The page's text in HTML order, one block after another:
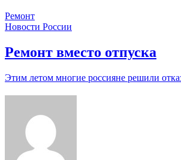
Ремонт
Новости России
Ремонт вместо отпуска
Этим летом многие россияне решили